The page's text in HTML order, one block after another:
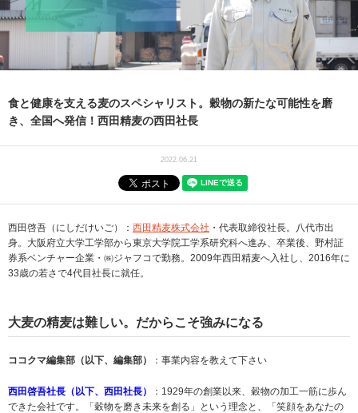
食と健康を支える麦のスペシャリスト。穀物の新たな可能性を磨
き、全国へ発信！西田精麦の西田社長
2022.06.21
西田啓吾（にしだけいご）： 西田精麦株式会社 ・代表取締役社長。八代市出
身。大阪府立大学工学部から東京大学院工学系研究科へ進み、卒業後、野村証
券系ベンチャー企業・㈱ジャフコで勤務。2009年西田精麦へ入社し、2016年に
33歳の若さで4代目社長に就任。
大麦の精麦は難しい。だからこそ強みになる
ココクマ編集部（以下、編集部） ：事業内容を教えて下さい
西田啓吾社長（以下、西田社長）
：1929年の創業以来、穀物の加工一筋に歩ん
できた会社です。「穀物を磨き未来を創る」という理念と、「笑顔をあなたの